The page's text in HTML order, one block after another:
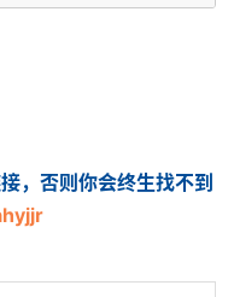
，否则你会终生找不到